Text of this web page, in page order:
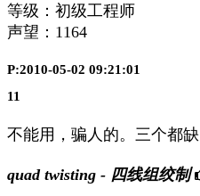
等级：初级工程师
声望： 1164
P:2010-05-02 09:21:01
11
不能用，骗人的。三个都缺
quad twisting - 四线组绞制